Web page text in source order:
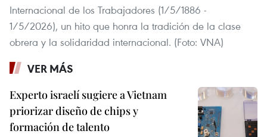
Internacional de los Trabajadores (1/5/1886 -
1/5/2026), un hito que honra la tradición de la clase
obrera y la solidaridad internacional. (Foto: VNA)
VER MÁS
Experto israelí sugiere a Vietnam
priorizar diseño de chips y
formación de talento